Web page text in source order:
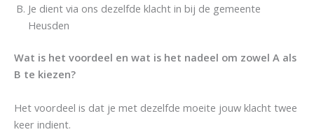
Je dient via ons dezelfde klacht in bij de gemeente
Heusden
Wat is het voordeel en wat is het nadeel om zowel A als
B te kiezen?
Het voordeel is dat je met dezelfde moeite jouw klacht twee
keer indient.